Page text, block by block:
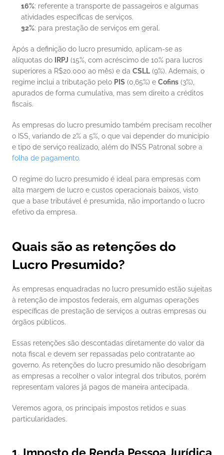
16%: referente a transporte de passageiros e algumas
atividades específicas de serviços.
32%: para prestação de serviços em geral.
Após a definição do lucro presumido, aplicam-se as
alíquotas do
IRPJ (15%, com acréscimo de 10% para lucros
superiores a R$20.000 ao mês) e da CSLL (9%). Ademais, o
regime inclui a tributação pelo PIS (0,65%) e Cofins (3%),
apurados de forma cumulativa, mas sem direito a créditos
fiscais.
As empresas do lucro presumido também precisam recolher
o ISS, variando de 2% a 5%, o que vai depender do município
folha de pagamento.
O regime do lucro presumido é ideal para empresas com
alta margem de lucro e custos operacionais baixos, visto
que a base tributável é presumida, não importando o lucro
efetivo da empresa.
Quais são as retenções do
Lucro Presumido?
As empresas enquadradas no lucro presumido estão sujeitas
à retenção de impostos federais, em algumas operações
específicas de prestação de serviços a outras empresas ou
órgãos públicos.
Essas retenções são descontadas diretamente do valor da
nota fiscal e devem ser repassadas pelo contratante ao
governo. As retenções do lucro presumido não desobrigam
as empresas a recolher o valor integral dos tributos, porém
representam valores já pagos de maneira antecipada.
Veremos agora, os principais impostos retidos e suas
particularidades.